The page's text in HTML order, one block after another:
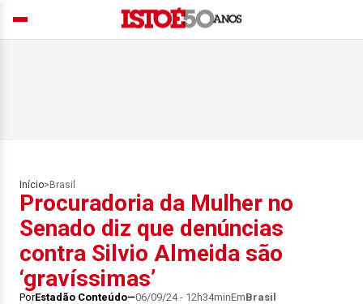
Início> Brasil
Procuradoria da Mulher no
Senado diz que denúncias
contra Silvio Almeida são
‘gravíssimas’
PorEstadão Conteúdo 06/09/24 - 12h34minEmBrasil